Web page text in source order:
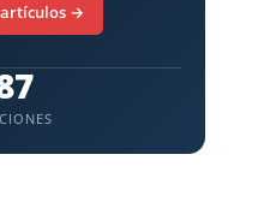
artículos →